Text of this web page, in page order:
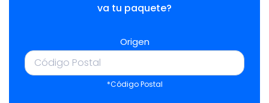
va tu paquete?
Origen
*Código Postal